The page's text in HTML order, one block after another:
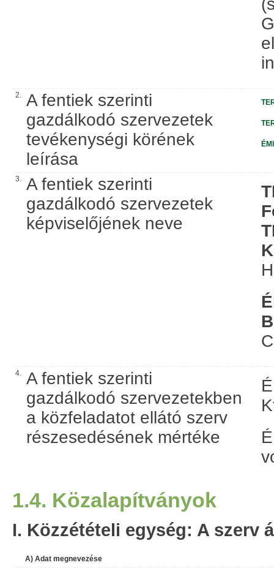
2.
A fentiek szerinti
gazdálkodó szervezetek
tevékenységi körének
leírása
3.
A fentiek szerinti
gazdálkodó szervezetek
képviselőjének neve
4.
A fentiek szerinti
gazdálkodó szervezetekben
a közfeladatot ellátó szerv
részesedésének mértéke
1.4. Közalapítványok
I. Közzétételi egység: A szerv
A) Adat megnevezése